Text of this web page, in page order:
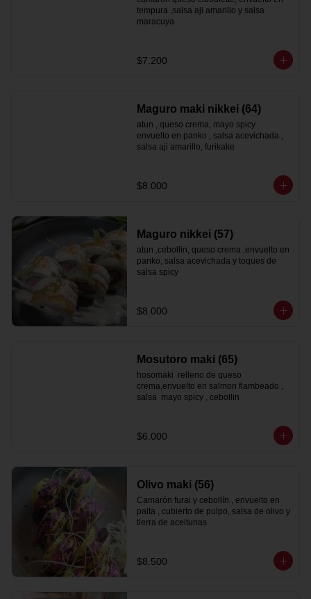
tempura ,salsa aji amarillo y salsa
maracuya
$7.200
Maguro maki nikkei (64)
atun , queso crema, mayo spicy
envuelto en panko , salsa acevichada ,
salsa aji amarillo, furikake
$8.000
Maguro nikkei (57)
atun ,cebollin, queso crema ,envuelto en
panko, salsa acevichada y toques de
salsa spicy
$8.000
Mosutoro maki (65)
hosomaki  relleno de queso
crema,envuelto en salmon flambeado ,
salsa  mayo spicy , cebollin
$6.000
Olivo maki (56)
Camarón furai y cebollín , envuelto en
palta , cubierto de pulpo, salsa de olivo y
tierra de aceitunas
$8.500